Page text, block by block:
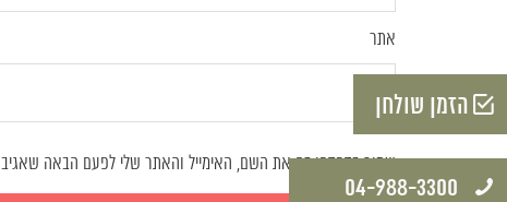
אתר
שמור בדפדפן זה את השם, האימייל והאתר שלי לפעם הבאה שאגיב.
הזמן שולחן
04-988-3300​